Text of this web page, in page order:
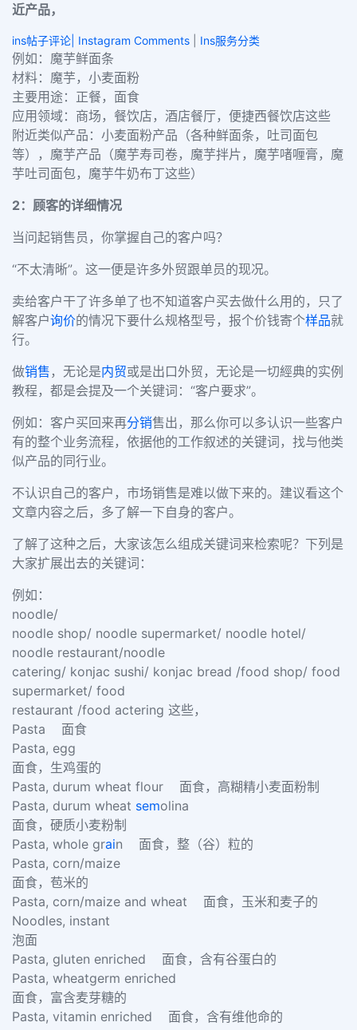
近产品，
ins帖子评论| Instagram Comments Ins服务分类
例如：魔芋鲜面条
材料：魔芋，小麦面粉
主要用途：正餐，面食
应用领域：商场，餐饮店，酒店餐厅，便捷西餐饮店这些
附近类似产品：小麦面粉产品（各种鲜面条，吐司面包
等），魔芋产品（魔芋寿司卷，魔芋拌片，魔芋啫喱膏，魔
芋吐司面包，魔芋牛奶布丁这些）
2：顾客的详细情况
当问起销售员，你掌握自己的客户吗？
“不太清晰”。这一便是许多外贸跟单员的现况。
卖给客户干了许多单了也不知道客户买去做什么用的，只了
解客户询价的情况下要什么规格型号，报个价钱寄个样品就
行。
做销售 ，无论是内贸或是出口外贸，无论是一切經典的实例
教程，都是会提及一个关键词：“客户要求”。
例如：客户买回来再分销售出，那么你可以多认识一些客户
有的整个业务流程，依据他的工作叙述的关键词，找与他类
似产品的同行业。
不认识自己的客户，市场销售是难以做下来的。建议看这个
文章内容之后，多了解一下自身的客户。
了解了这种之后，大家该怎么组成关键词来检索呢？下列是
大家扩展出去的关键词：
例如：
noodle/
noodle shop/ noodle supermarket/ noodle hotel/
noodle restaurant/noodle
catering/ konjac sushi/ konjac bread /food shop/ food
supermarket/ food
restaurant /food actering 这些，
Pasta 面食
Pasta, egg
面食，生鸡蛋的
Pasta, durum wheat flour 面食，高糊精小麦面粉制
Pasta, durum wheat semolina
面食，硬质小麦粉制
Pasta, whole grain 面食，整（谷）粒的
Pasta, corn/maize
面食，苞米的
Pasta, corn/maize and wheat 面食，玉米和麦子的
Noodles, instant
泡面
Pasta, gluten enriched 面食，含有谷蛋白的
Pasta, wheatgerm enriched
面食，富含麦芽糖的
Pasta, vitamin enriched 面食，含有维他命的